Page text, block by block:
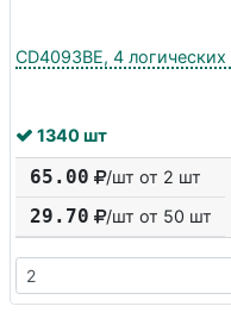
CD4093BE, 4
1340 шт
65.00 /шт от 2 шт
29.70 /шт от 50 шт